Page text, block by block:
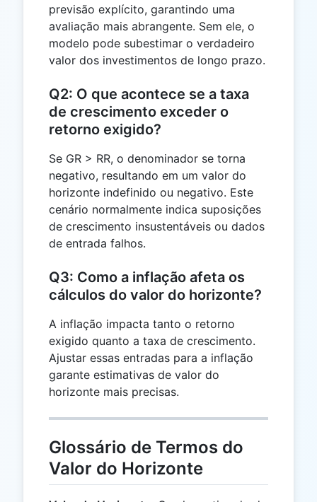
previsão explícito, garantindo uma
avaliação mais abrangente. Sem ele, o
modelo pode subestimar o verdadeiro
valor dos investimentos de longo prazo.
Q2: O que acontece se a taxa
de crescimento exceder o
retorno exigido?
Se GR > RR, o denominador se torna
negativo, resultando em um valor do
horizonte indefinido ou negativo. Este
cenário normalmente indica suposições
de crescimento insustentáveis ou dados
de entrada falhos.
Q3: Como a inflação afeta os
cálculos do valor do horizonte?
A inflação impacta tanto o retorno
exigido quanto a taxa de crescimento.
Ajustar essas entradas para a inflação
garante estimativas de valor do
horizonte mais precisas.
Glossário de Termos do
Valor do Horizonte